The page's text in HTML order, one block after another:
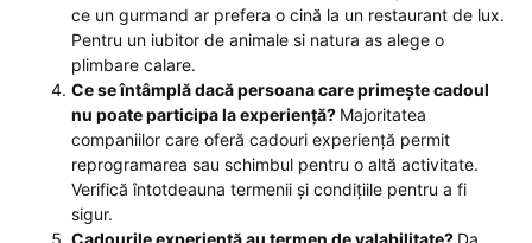
ce un gurmand ar prefera o cină la un restaurant de lux.
Pentru un iubitor de animale si natura as alege o
plimbare calare.
Ce se întâmplă dacă persoana care primește cadoul
nu poate participa la experiență? Majoritatea
companiilor care oferă cadouri experiență permit
reprogramarea sau schimbul pentru o altă activitate.
Verifică întotdeauna termenii și condițiile pentru a fi
sigur.